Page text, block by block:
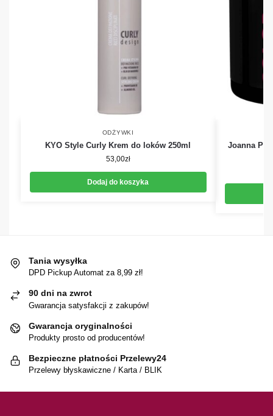
ODŻYWKI
KYO Style Curly Krem do loków 250ml
53,00zł
Dodaj do koszyka
Joanna
Tania wysyłka
DPD Pickup Automat za 8,99 zł!
90 dni na zwrot
Gwarancja satysfakcji z zakupów!
Gwarancja oryginalności
Produkty prosto od producentów!
Bezpieczne płatności Przelewy24
Przelewy błyskawiczne / Karta / BLIK